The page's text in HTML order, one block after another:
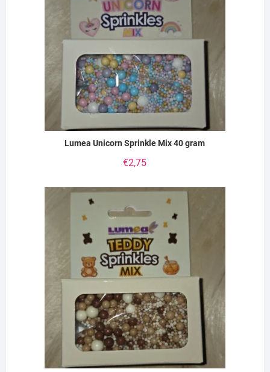
Lumea Unicorn Sprinkle Mix 40 gram
€2,75